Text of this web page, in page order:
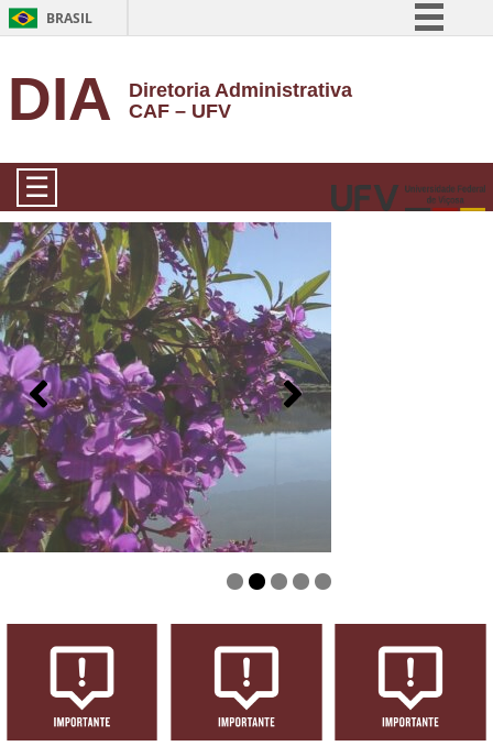
BRASIL
Comunica BR
Acesso à informação
Legislação
DIA
Diretoria Administrativa
CAF – UFV
☰